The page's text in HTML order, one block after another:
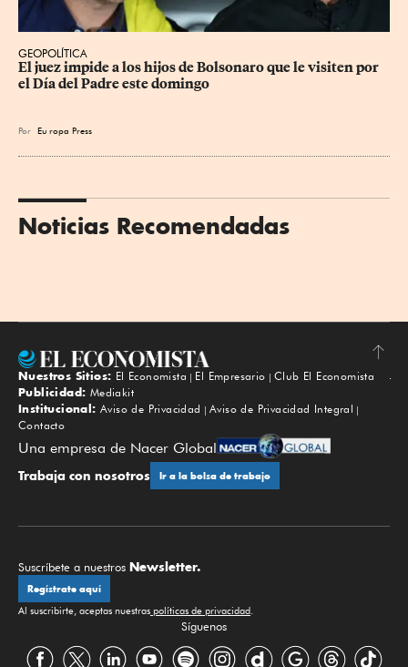
GEOPOLÍTICA
El juez impide a los hijos de Bolsonaro que le visiten por
el Día del Padre este domingo
Por Eu ropa Press
Noticias Recomendadas
Subir
Nuestros Sitios: El Economista El Empresario
Club El Economista
Publicidad: Mediakit
Institucional: Aviso de Privacidad
Aviso de Privacidad Integral
Contacto
Una empresa de Nacer Global
Trabaja con nosotros Ir a la bolsa de trabajo
Suscríbete a nuestros Newsletter.
Regístrate aquí
Al suscribirte, aceptas nuestras políticas de privacidad.
Síguenos